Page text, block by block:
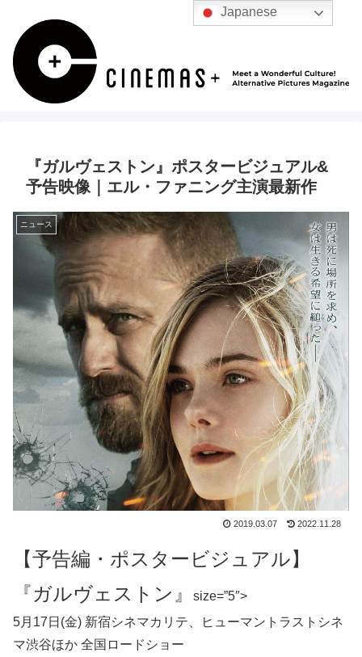
『ガルヴェストン』ポスタービジュアル&
予告映像｜エル・ファニング主演最新作
ニュース
2019.03.07 2022.11.28
【予告編・ポスタービジュアル】
『ガルヴェストン』
size=”5″>
5月17日(金) 新宿シネマカリテ、ヒューマントラストシネ
マ渋谷ほか 全国ロードショー
Japanese